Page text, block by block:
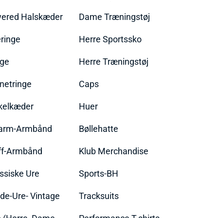
Halskæder
Armbånd
Armbånd
Ure
Ure- Vintage
Dame Træningstøj
Herre Sportssko
Herre Træningstøj
Caps
Huer
Bøllehatte
Klub Merchandise
Sports-BH
Tracksuits